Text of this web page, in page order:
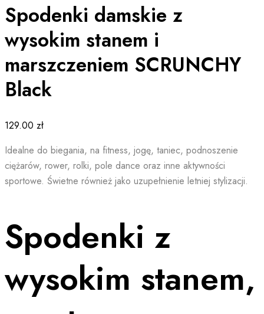
Spodenki damskie z
wysokim stanem i
marszczeniem SCRUNCHY
Black
129.00 zł
Idealne do biegania, na fitness, jogę, taniec, podnoszenie
ciężarów, rower, rolki, pole dance oraz inne aktywności
sportowe. Świetne również jako uzupełnienie letniej stylizacji.
Spodenki z
wysokim stanem,